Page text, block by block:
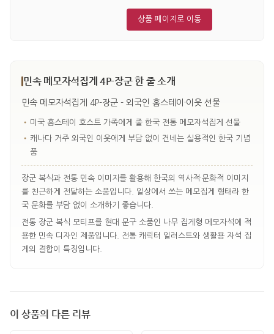
상품 페이지로 이동
민속 메모자석집게 4P-장군 한 줄 소개
민속 메모자석집게 4P-장군 - 외국인 홈스테이·이웃 선물
• 미국 홈스테이 호스트 가족에게 줄 한국 전통 메모자석집게 선물
• 캐나다 거주 외국인 이웃에게 부담 없이 건네는 실용적인 한국 기념
품
장군 복식과 전통 민속 이미지를 활용해 한국의 역사적·문화적 이미지
를 친근하게 전달하는 소품입니다. 일상에서 쓰는 메모집게 형태라 한
국 문화를 부담 없이 소개하기 좋습니다.
전통 장군 복식 모티프를 현대 문구 소품인 나무 집게형 메모자석에 적
용한 민속 디자인 제품입니다. 전통 캐릭터 일러스트와 생활용 자석 집
게의 결합이 특징입니다.
이 상품의 다른 리뷰